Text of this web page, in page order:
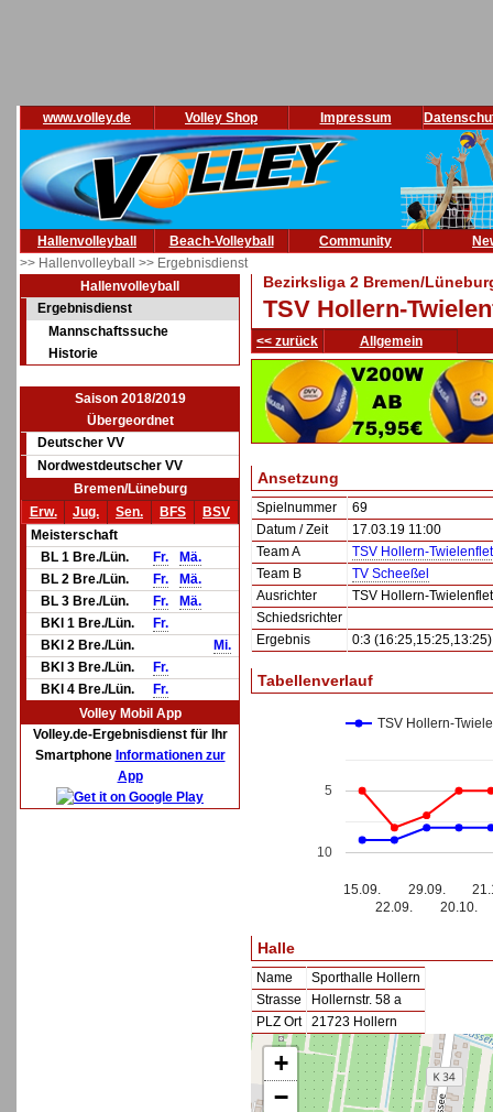
www.volley.de Volley Shop Impressum
Hallenvolleyball Beach-Volleyball Community
>> Hallenvolleyball >> Ergebnisdienst
Hallenvolleyball
Ergebnisdienst
Mannschaftssuche
Historie
Saison 2018/2019
Übergeordnet
Deutscher VV
Nordwestdeutscher VV
Bremen/Lüneburg
Erw.
Jug. Sen. BFS
BSV
Meisterschaft
BL 1 Bre./Lün.
Fr.
Mä.
BL 2 Bre./Lün.
Fr.
Mä.
BL 3 Bre./Lün.
Fr.
Mä.
BKl 1 Bre./Lün.
Fr.
BKl 2 Bre./Lün.
Mi.
BKl 3 Bre./Lün.
Fr.
BKl 4 Bre./Lün.
Fr.
Volley Mobil App
Volley.de-Ergebnisdienst für Ihr
Smartphone Informationen zur
App
Bezirksliga 2 Bremen/
TSV Hollern-
<< zurück Allgemein
Ansetzung
Spielnummer
69
Datum / Zeit
17.03.19 11:00
Team A
TSV Hollern-
Team B
TV Scheeßel
Ausrichter
TSV Hollern-
Schiedsrichter
Ergebnis
0:3 (16:25,15:25,13:25)
Tabellenverlauf
TSV Hollern-
15.09.
22.09.
29.09.
20.10.
5
10
Halle
Name
Sporthalle Hollern
Strasse
Hollernstr. 58 a
PLZ Ort
21723 Hollern
+
−